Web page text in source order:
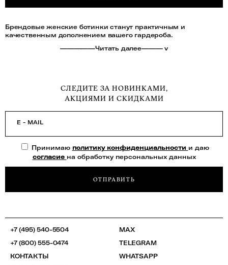
Брендовые женские ботинки станут практичным и
качественным дополнением вашего гардероба.
—————Читать далее——— v
СЛЕДИТЕ ЗА НОВИНКАМИ,
АКЦИЯМИ И СКИДКАМИ
E - MAIL
Принимаю политику конфиденциальности и даю
согласие на обработку персональных данных
ОТПРАВИТЬ
+7 (495) 540-5504
+7 (800) 555-0474
КОНТАКТЫ
MAX
TELEGRAM
WHATSAPP